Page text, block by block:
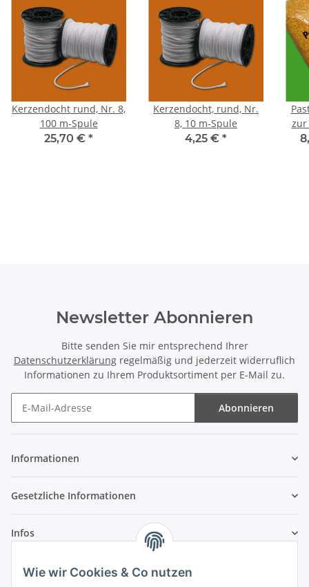
Wie wir Cookies & Co nutzen
Kerzendocht rund, Nr. 8,
100 m-Spule
25,70 € *
Kerzendocht, rund, Nr.
8, 10 m-Spule
4,25 € *
zur
Newsletter Abonnieren
Bitte senden Sie mir entsprechend Ihrer
Datenschutzerklärung regelmäßig und jederzeit widerruflich
Informationen zu Ihrem Produktsortiment per E-Mail zu.
Abonnieren
Informationen
Gesetzliche Informationen
Infos
Laden - Öffnungszeiten: